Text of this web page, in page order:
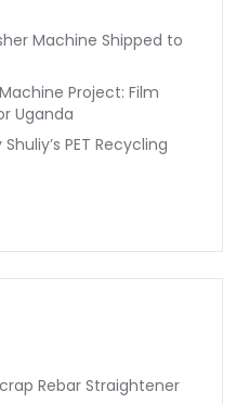
Machine Shipped to
Project: Film
Uganda
PET Recycling
Rebar Straightener